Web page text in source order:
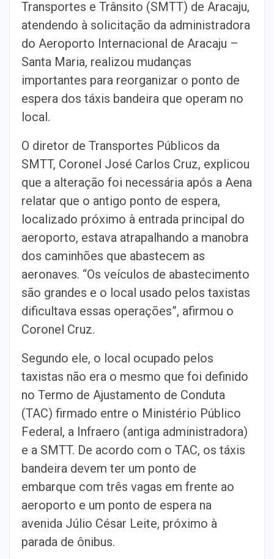
Transportes e Trânsito (SMTT) de Aracaju,
atendendo à solicitação da administradora
do Aeroporto Internacional de Aracaju –
Santa Maria, realizou mudanças
importantes para reorganizar o ponto de
espera dos táxis bandeira que operam no
local.
O diretor de Transportes Públicos da
SMTT, Coronel José Carlos Cruz, explicou
que a alteração foi necessária após a Aena
relatar que o antigo ponto de espera,
localizado próximo à entrada principal do
aeroporto, estava atrapalhando a manobra
dos caminhões que abastecem as
aeronaves. “Os veículos de abastecimento
são grandes e o local usado pelos taxistas
dificultava essas operações”, afirmou o
Coronel Cruz.
Segundo ele, o local ocupado pelos
taxistas não era o mesmo que foi definido
no Termo de Ajustamento de Conduta
(TAC) firmado entre o Ministério Público
Federal, a Infraero (antiga administradora)
e a SMTT. De acordo com o TAC, os táxis
bandeira devem ter um ponto de
embarque com três vagas em frente ao
aeroporto e um ponto de espera na
avenida Júlio César Leite, próximo à
parada de ônibus.